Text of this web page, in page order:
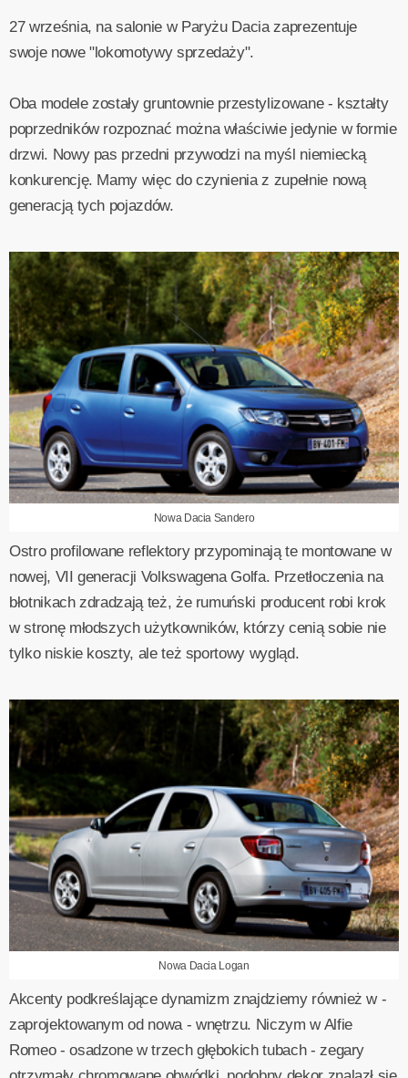
27 września, na salonie w Paryżu Dacia zaprezentuje
swoje nowe "lokomotywy sprzedaży".
Oba modele zostały gruntownie przestylizowane - kształty
poprzedników rozpoznać można właściwie jedynie w formie
drzwi. Nowy pas przedni przywodzi na myśl niemiecką
konkurencję. Mamy więc do czynienia z zupełnie nową
generacją tych pojazdów.
Nowa Dacia Sandero
Ostro profilowane reflektory przypominają te montowane w
nowej, VII generacji Volkswagena Golfa. Przetłoczenia na
błotnikach zdradzają też, że rumuński producent robi krok
w stronę młodszych użytkowników, którzy cenią sobie nie
tylko niskie koszty, ale też sportowy wygląd.
Nowa Dacia Logan
Akcenty podkreślające dynamizm znajdziemy również w -
zaprojektowanym od nowa - wnętrzu. Niczym w Alfie
Romeo - osadzone w trzech głębokich tubach - zegary